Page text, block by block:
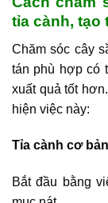
tỉa cành, tạo
Chăm sóc cây
tán phù hợp có
xuất quả tốt
hiện việc này:
Tỉa cành cơ bản
Bắt đầu bằng